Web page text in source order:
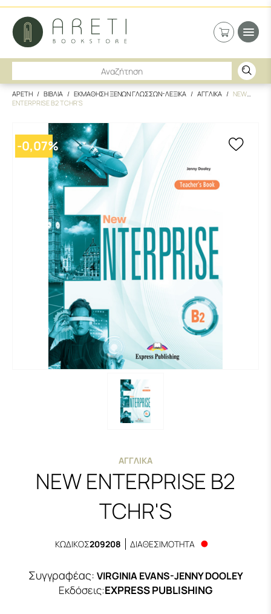
ΑΡΕΤΗ ΒΙΒΛΙΑ ΕΚΜΑΘΗΣΗ ΞΕΝΩΝ ΓΛΩΣΣΩΝ-ΛΕΞΙΚΑ ΑΓΓΛΙΚΑ
NEW
ENTERPRISE B2 TCHR'S
-0,07%
ΑΓΓΛΙΚΆ
NEW ENTERPRISE B2
TCHR'S
ΚΩΔΙΚΟΣ209208 ΔΙΑΘΕΣΙΜΟΤΗΤΑ
Συγγραφέας: VIRGINIA EVANS-JENNY DOOLEY
Εκδόσεις:EXPRESS PUBLISHING